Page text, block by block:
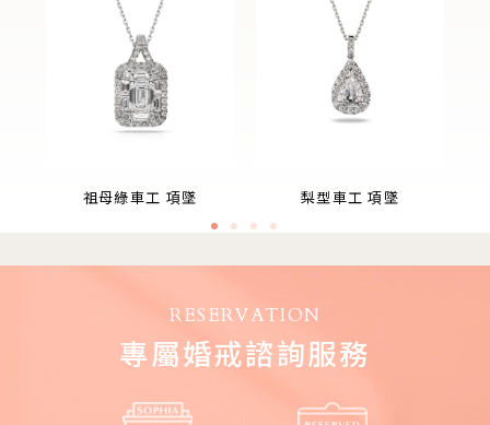
祖母綠車工 項墜 梨型車工 項墜
RESERVATION
專屬婚戒諮詢服務